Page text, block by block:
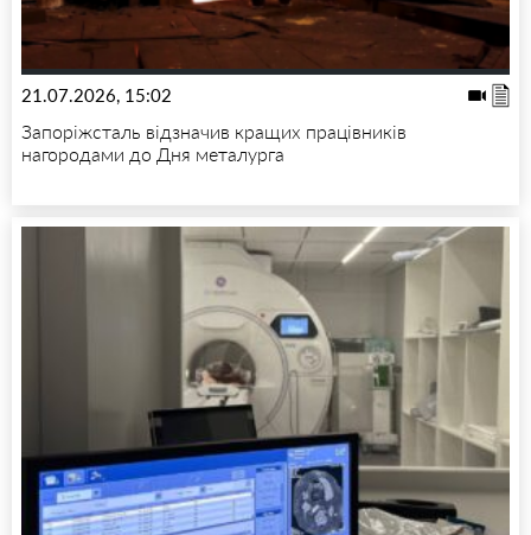
21.07.2026, 15:02
Запоріжсталь відзначив кращих працівників
нагородами до Дня металурга